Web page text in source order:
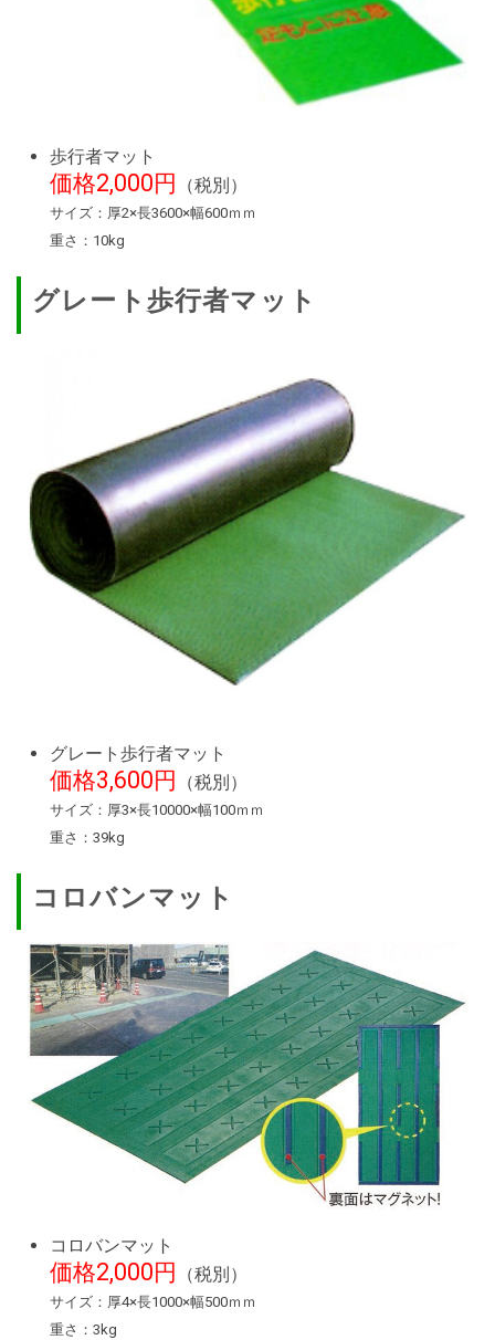
歩行者マット
価格2,000円 （税別）
サイズ：厚2×長3600×幅600ｍｍ
重さ：10kg
グレート歩行者マット
グレート歩行者マット
価格3,600円 （税別）
サイズ：厚3×長10000×幅100ｍｍ
重さ：39kg
コロバンマット
コロバンマット
価格2,000円 （税別）
サイズ：厚4×長1000×幅500ｍｍ
重さ：3kg